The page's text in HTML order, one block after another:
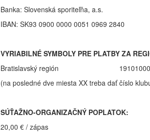
Banka: Slovenská sporiteľňa, a.s.
IBAN: SK93 0900 0000 0051 0969 2840
VYRIABILNÉ SYMBOLY PRE PLATBY ZA
Bratislavský región
(na posledné dve miesta XX treba dať číslo
SÚŤAŽNO-ORGANIZAČNÝ POPLATOK:
20,00 € / zápas